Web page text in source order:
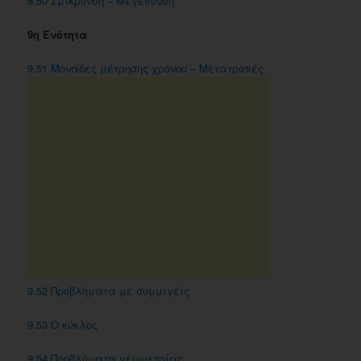
9η Ενότητα
9.51 Μονάδες μέτρησης χρόνου – Μετατροπές
9.52 Προβλήματα με συμμιγείς
9.53 O κύκλος